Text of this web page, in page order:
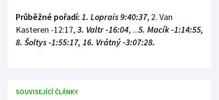
Průběžné pořadí: 1. Loprais 9:40:37, 2. Van
Kasteren -12:17,3. Valtr -16:04, ...5. Macík -1:14:55,
8. Šoltys -1:55:17, 16. Vrátný -3:07:28.
SOUVISEJÍCÍ ČLÁNKY